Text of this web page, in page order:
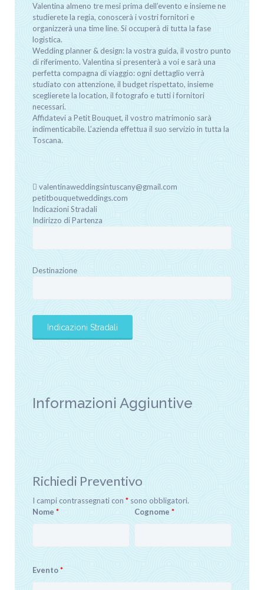
Valentina almeno tre mesi prima dell’evento e insieme ne
studierete la regia, conoscerà i vostri fornitori e
organizzerà una time line. Si occuperà di tutta la fase
logistica.
Wedding planner & design: la vostra guida, il vostro punto
di riferimento. Valentina si presenterà a voi e sarà una
perfetta compagna di viaggio: ogni dettaglio verrà
studiato con attenzione, il budget rispettato, insieme
sceglierete la location, il fotografo e tutti i fornitori
necessari.
Affidatevi a Petit Bouquet, il vostro matrimonio sarà
indimenticabile. L’azienda effettua il suo servizio in tutta la
Toscana.
valentinaweddingsintuscany@gmail.com
petitbouquetweddings.com
Indicazioni Stradali
Indirizzo di Partenza
Destinazione
Informazioni Aggiuntive
Richiedi Preventivo
I campi contrassegnati con * sono obbligatori.
Nome * Cognome*
Evento*